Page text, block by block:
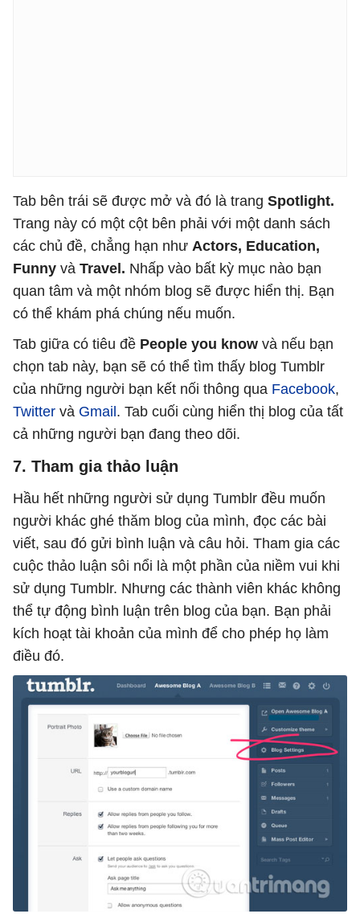
Tab bên trái sẽ được mở và đó là trang Spotlight.
Trang này có một cột bên phải với một danh sách
các chủ đề, chẳng hạn như Actors, Education,
Funny và Travel. Nhấp vào bất kỳ mục nào bạn
quan tâm và một nhóm blog sẽ được hiển thị. Bạn
có thể khám phá chúng nếu muốn.
Tab giữa có tiêu đề People you know và nếu bạn
chọn tab này, bạn sẽ có thể tìm thấy blog Tumblr
của những người bạn kết nối thông qua Facebook,
Twitter và Gmail. Tab cuối cùng hiển thị blog của tất
cả những người bạn đang theo dõi.
7. Tham gia thảo luận
Hầu hết những người sử dụng Tumblr đều muốn
người khác ghé thăm blog của mình, đọc các bài
viết, sau đó gửi bình luận và câu hỏi. Tham gia các
cuộc thảo luận sôi nổi là một phần của niềm vui khi
sử dụng Tumblr. Nhưng các thành viên khác không
thể tự động bình luận trên blog của bạn. Bạn phải
kích hoạt tài khoản của mình để cho phép họ làm
điều đó.